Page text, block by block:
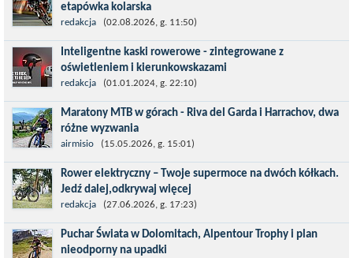
etapówka kolarska
Tour de Pologne 2026 to jedno z najbardziej prestiżowych
wydarzeń sportowych w Polsce. wyścig zaliczany po raz 22. do
prestiżowego cyklu UCI World...
redakcja (02.08.2026, g. 11:50)
Inteligentne kaski rowerowe - zintegrowane z
oświetleniem i kierunkowskazami
Temat bezpieczeństwa jazdy wchodzi na nowy poziom. Do tej
pory kask było odpowiedzialny przede wszystkim za
bezpieczeństwo rowerzysty, ochronę...
redakcja (01.01.2024, g. 22:10)
Maratony MTB w górach - Riva del Garda i Harrachov, dwa
różne wyzwania
Maj to idealny czas, by z płaskich i szybkich wyścigów przejść do
znacznie bardziej ambitnych wyzwań, jakimi są górskie wyścigi
MTB....
airmisio (15.05.2026, g. 15:01)
Rower elektryczny – Twoje supermoce na dwóch kółkach.
Jedź dalej,odkrywaj więcej
Marzenia o dalekich podróżach bez ogromnego zmęczenia stają
się rzeczywistością dzięki nowoczesnym technologiom ukrytym
w jednośladach....
redakcja (27.06.2026, g. 17:23)
Puchar Świata w Dolomitach, Alpentour Trophy i plan
nieodporny na upadki